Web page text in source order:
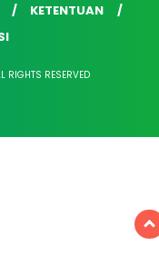
KETENTUAN
RESERVED